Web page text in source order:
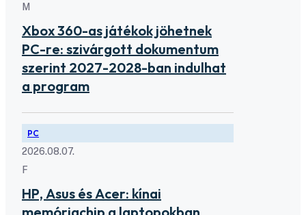
M
Xbox 360-as játékok jöhetnek
PC-re: szivárgott dokumentum
szerint 2027-2028-ban indulhat
a program
PC
2026.08.07.
F
HP, Asus és Acer: kínai